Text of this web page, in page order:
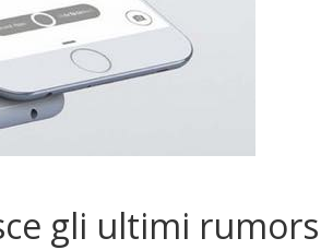
gli ultimi rumors